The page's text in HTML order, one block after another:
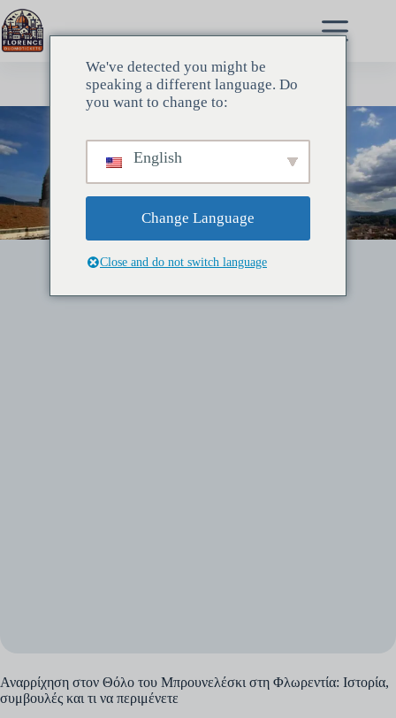
Μετάβαση
στο
περιεχόμενο
Αναρρίχηση στον Θόλο του Μπρουνελέσκι στη Φλωρεντία: Ιστορία,
συμβουλές και τι να περιμένετε
We've detected you might be
speaking a different language. Do
you want to change to:
English
Change Language
Close and do not switch language